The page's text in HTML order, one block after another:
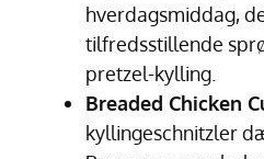
hverdagsmiddag,
tilfredsstillende
pretzel-kylling.
Breaded Chicken
kyllingeschnitzler